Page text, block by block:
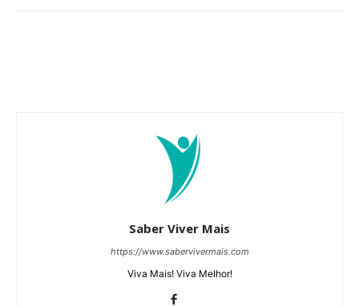
Saber Viver Mais
https://www.sabervivermais.com
Viva Mais! Viva Melhor!